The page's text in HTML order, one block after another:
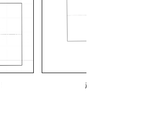
趣味趣向に全振